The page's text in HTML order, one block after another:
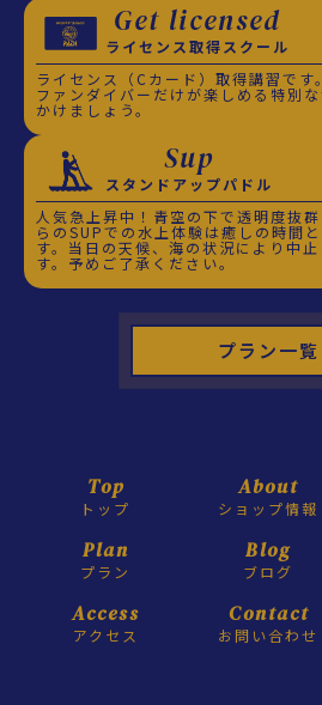
Get licensed
ライセンス取得スクール
ライセンス（Cカード）取得講習です
ファンダイバーだけが楽しめる特別
かけましょう。
Sup
スタンドアップパドル
人気急上昇中！青空の下で透明度抜
らのSUPでの水上体験は癒しの時間
す。当日の天候、海の状況により中
す。予めご了承ください。
プラン一覧
Top
トップ
About
ショップ情報
Plan
プラン
Blog
ブログ
Access
アクセス
Contact
お問い合わせ